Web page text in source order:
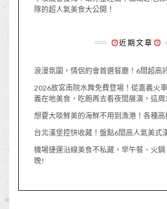
隊的超人氣美食大公開！
近期文章
浪漫氛圍，情侶約會首選餐廳！6間超高
2026故宮南院水舞免費登場！從嘉義火
義在地美食，吃飽再去看夜間展演，這周
想要大啖鮮美的海鮮不用到漁港！各種
台北漢堡控快收藏！盤點6間高人氣美式
機場捷運沿線美食不私藏，早午餐、火
晚!